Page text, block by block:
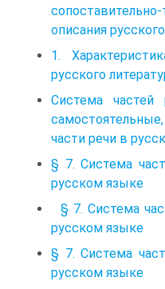
сопоставительно-
описания
1.
русского
Система
части речи в
§ 7. Система
русском языке
§ 7. Система
русском языке
§ 7. Система
русском языке